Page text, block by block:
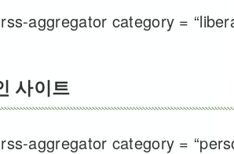
aggregator category =
사이트
aggregator category =